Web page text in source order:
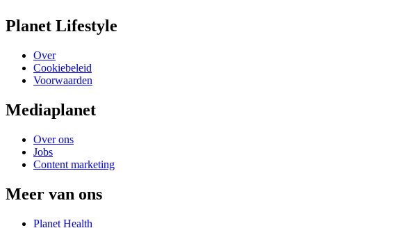
Planet Lifestyle
Over
Cookiebeleid
Voorwaarden
Mediaplanet
Over ons
Jobs
Content marketing
Meer van ons
Planet Health